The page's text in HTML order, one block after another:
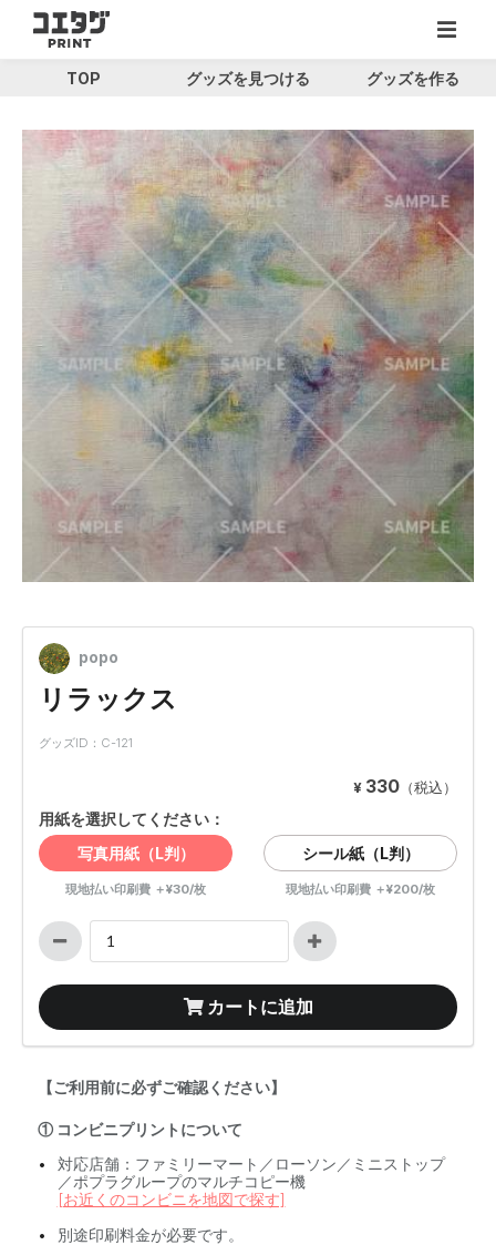
TOP グッズを見つける グッズを作る
popo
リラックス
グッズID：C-121
¥ 330 （税込）
用紙を選択してください：
写真用紙（L判）
現地払い印刷費 ＋¥30/枚
シール紙（L判）
現地払い印刷費 ＋¥200/枚
カートに追加
【ご利用前に必ずご確認ください】
① コンビニプリントについて
対応店舗：ファミリーマート／ローソン／ミニストップ
／ポプラグループのマルチコピー機
[お近くのコンビニを地図で探す]
別途印刷料金が必要です。